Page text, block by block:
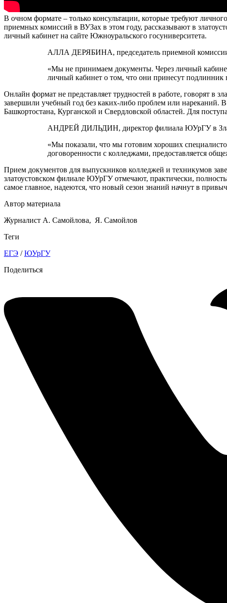
В очном формате – только консультации, которые требуют
приемных комиссий в ВУЗах в этом году, рассказывают в
личный кабинет на сайте Южноуральского госуниверситета.
АЛЛА ДЕРЯБИНА, председатель приемной
«Мы не принимаем документы. Через личный
личный кабинет о том, что они принесут подлинник
Онлайн формат не представляет трудностей в работе, говорят в
завершили учебный год без каких-либо проблем или нареканий.
Башкортостана, Курганской и Свердловской областей. Для
АНДРЕЙ ДИЛЬДИН, директор филиала ЮУрГУ в
«Мы показали, что мы готовим хороших
договоренности с колледжами, предоставляется
Прием документов для выпускников колледжей и техникумов
златоустовском филиале ЮУрГУ отмечают, практически,
самое главное, надеются, что новый сезон знаний начнут в
Автор материала
Журналист А. Самойлова, Я. Самойлов
Теги
ЕГЭ /ЮУрГУ
Поделиться